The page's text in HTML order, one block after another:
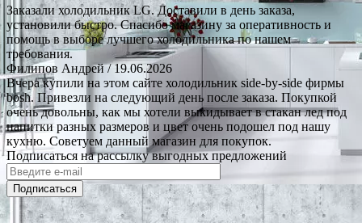
Заказали холодильник LG. Доставили в день заказа,
установили быстро. Спасибо магазину за оперативность и
помощь в выборе лучшего холодильника по нашем
требования.
Филипов Андрей/ 19.06.2026
Вчера купили на этом сайте холодильник side-by-side фирмы
bosh. Привезли на следующий день после заказа. Покупкой
очень довольны, как мы хотели выкидывает в стакан лед под
напитки разных размеров и цвет очень подошел под нашу
кухню. Советуем данный магазин для покупок.
Подписаться на рассылку выгодных предложений
Подписаться